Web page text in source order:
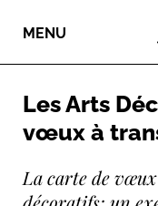
MENU
Les Arts
vœux à
La carte de